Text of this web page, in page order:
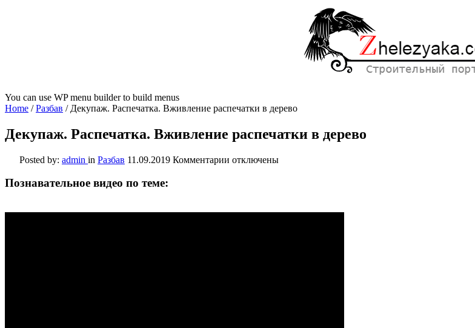
You can use WP menu builder to build menus
Home /Разбав / Декупаж. Распечатка. Вживление распечатки в дерево
Декупаж. Распечатка. Вживление распечатки в дерево
Posted by: admin in Разбав 11.09.2019 Комментарии
к
распечатки
отключены
Познавательное видео по теме: